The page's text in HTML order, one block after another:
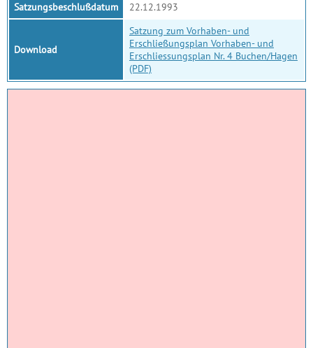
Satzungsbeschlußdatum
22.12.1993
Download
Satzung zum Vorhaben- und
Erschließungsplan Vorhaben- und
Erschliessungsplan Nr. 4 Buchen/Hagen
(PDF)